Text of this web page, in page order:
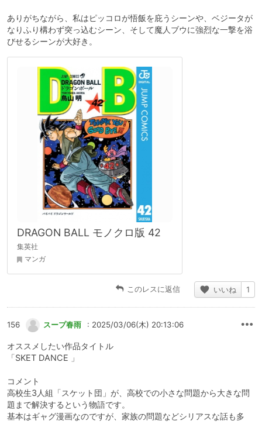
ありがちながら、私はピッコロが悟飯を庇うシーンや、ベジータが
なりふり構わず突っ込むシーン、そして魔人ブウに強烈な一撃を浴
びせるシーンが大好き。
DRAGON BALL モノクロ版 42
集英社
マンガ
このレスに返信 いいね 1
156 スープ春雨 : 2025/03/06(木) 20:13:06
オススメしたい作品タイトル
「SKET DANCE 」
コメント
高校生3人組「スケット団」が、高校での小さな問題から大きな問
題まで解決するという物語です。
基本はギャグ漫画なのですが、家族の問題などシリアスな話も多